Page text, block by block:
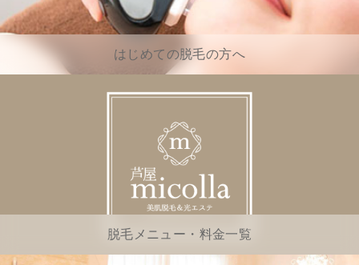
はじめての脱毛の方へ
脱毛メニュー・料金一覧